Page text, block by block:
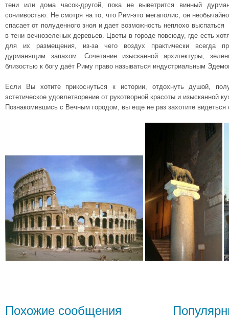
тени или дома часок-другой, пока не выветрится винный
сонливостью. Не смотря на то, что Рим-это мегаполис, он
спасает от полуденного зноя и дает возможность неплохо
в тени вечнозеленых деревьев. Цветы в городе повсюду, где есть
для их размещения, из-за чего воздух практически всегда
дурманящим запахом. Сочетание изысканной архитектуры,
близостью к богу даёт Риму право называться индустриальным
Если Вы хотите прикоснуться к истории, отдохнуть душой,
эстетическое удовлетворение от рукотворной красоты и изысканной
Познакомившись с Вечным городом, вы еще не раз захотите
Похожие сообщения